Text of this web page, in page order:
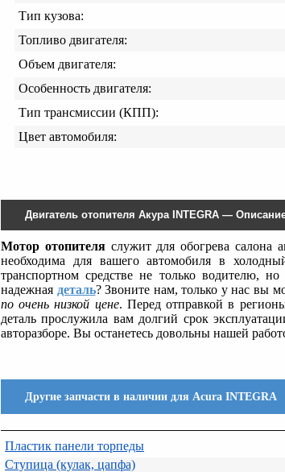
Тип кузова:
Топливо двигателя:
Объем двигателя:
Особенность двигателя:
Тип трансмиссии (КПП):
Цвет автомобиля:
Двигатель отопителя Акура INTEGRA —
Мотор отопителяслужит для обогрева салона
необходима для вашего автомобиля в
транспортном средстве не только водителю,
надежная деталь? Звоните нам, только у нас вы
по очень низкой цене. Перед отправкой в
деталь прослужила вам долгий срок
авторазборе. Вы останетесь довольны нашей
Другие запчасти в наличии для Acura INTEGRA
Пластик панели торпеды
Ступица (кулак, цапфа)